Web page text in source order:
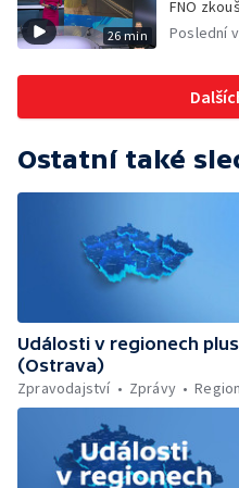
při
—
Jičíně
26 min
FNO
Poslední
Ostatní také
Události v regionech plus
(Ostrava)
Zpravodajství
Zprávy